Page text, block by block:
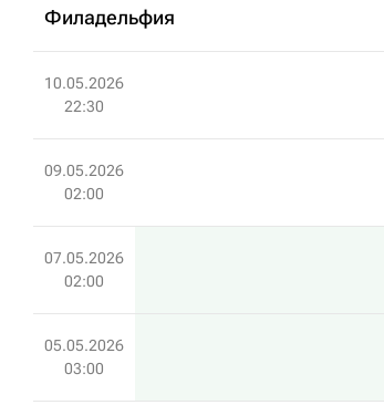
Филадельфия
10.05.2026
22:30
09.05.2026
02:00
07.05.2026
02:00
05.05.2026
03:00